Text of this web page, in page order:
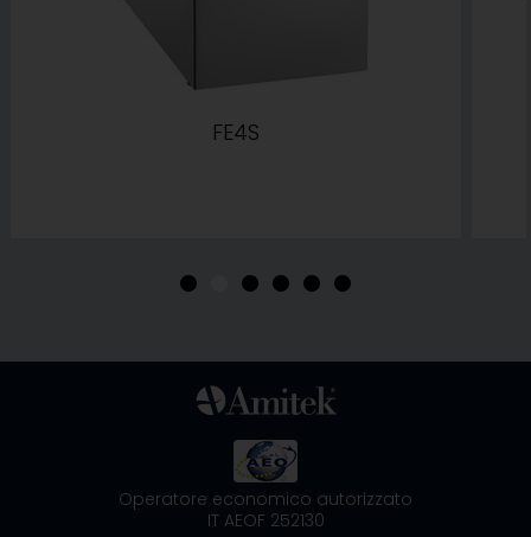
FE4S
• ••••
Operatore economico autorizzato
IT AEOF 252130